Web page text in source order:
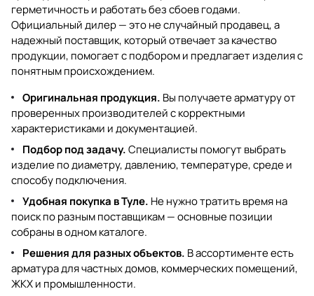
герметичность и работать без сбоев годами.
Официальный дилер — это не случайный продавец, а
надежный поставщик, который отвечает за качество
продукции, помогает с подбором и предлагает изделия с
понятным происхождением.
Оригинальная продукция. Вы получаете арматуру от
проверенных производителей с корректными
характеристиками и документацией.
Подбор под задачу.Специалисты помогут выбрать
изделие по диаметру, давлению, температуре, среде и
способу подключения.
Удобная покупка в Туле. Не нужно тратить время на
поиск по разным поставщикам — основные позиции
собраны в одном каталоге.
Решения для разных объектов. В ассортименте есть
арматура для частных домов, коммерческих помещений,
ЖКХ и промышленности.